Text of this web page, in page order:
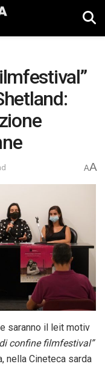
AA
saranno il leit motiv
di confine filmfestival”
nella Cineteca sarda